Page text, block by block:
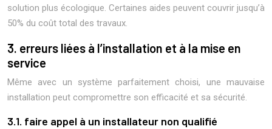
solution plus écologique. Certaines aides peuvent couvrir jusqu’à
50% du coût total des travaux.
3. erreurs liées à l’installation et à la mise en
service
Même avec un système parfaitement choisi, une mauvaise
installation peut compromettre son efficacité et sa sécurité.
3.1. faire appel à un installateur non qualifié